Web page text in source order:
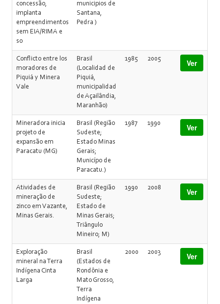
concessão,
implanta
empreendimentos
sem EIA/RIMA e
so
municipios de
Santana,
Pedra )
Conflicto entre los
moradores de
Piquiá y Minera
Vale
Brasil
(Localidad de
Piquiá,
municipalidad
de Açailândia,
Maranhão)
1985 2005 Ver
Mineradora inicia
projeto de
expansão em
Paracatu (MG)
Brasil (Região
Sudeste;
Estado Minas
Gerais;
Municípo de
Paracatu.)
1987 1990 Ver
Atividades de
mineração de
zinco em Vazante,
Minas Gerais.
Brasil (Região
Sudeste;
Estado de
Minas Gerais;
Triângulo
Mineiro; M)
1990 2008 Ver
Exploração
mineral na Terra
Indígena Cinta
Larga
Brasil
(Estados de
Rondônia e
Mato Grosso,
Terra
Indígena
2000 2003 Ver